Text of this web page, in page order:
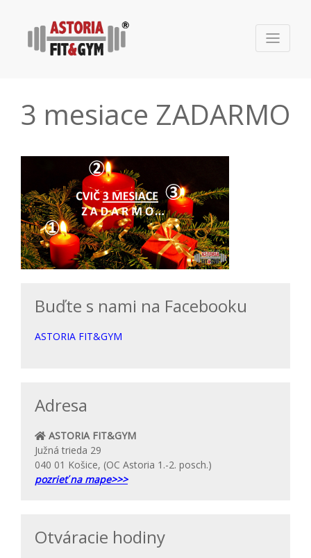
3 mesiace ZADARMO
Buďte s nami na Facebooku
ASTORIA FIT&GYM
Adresa
ASTORIA FIT&GYM
Južná trieda 29
040 01 Košice, (OC Astoria 1.-2. posch.)
pozrieť na mape>>>
Otváracie hodiny